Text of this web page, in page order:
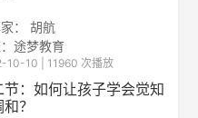
： 胡航
途梦教育
10-10 | 11960 次播放
节：如何让孩子学会觉知
？